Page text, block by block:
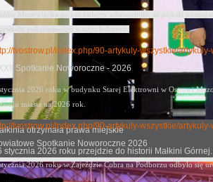
otrzymała prawa miejskie
stycznia 2026 roku przejdzie do historii Małkini
tvostrow.pl/index.php/90-artykuly-wszystkie/
Spotkanie Noworoczne - 2026
2026 roku w budynku Starej Elektrowni w Ostrowi
miasta na 2026 rok.
tvostrow.pl/index.php/90-artykuly-wszystkie/
Spotkanie Noworoczne 2026
2026 roku w Zajeździe Cobra na Podborzu odbyło się